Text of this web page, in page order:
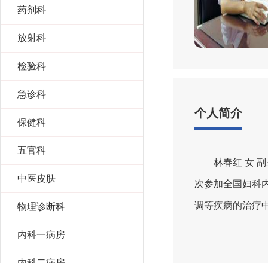
药剂科
放射科
检验科
急诊科
保健科
五官科
中医皮肤
物理诊断科
内科一病房
个人简介
林春红 女
次参加全国妇科
调等疾病的治疗